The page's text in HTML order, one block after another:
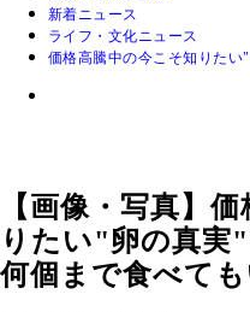
新着ニュース
ライフ・文化ニュース
価格高騰中の今こそ知りた
【画像・写真】
りたい"卵の真実
何個まで食べても